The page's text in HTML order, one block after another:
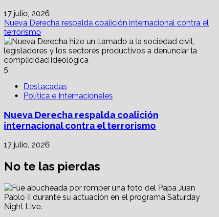
17 julio, 2026
Nueva Derecha respalda coalición internacional contra el
terrorismo
5
Destacadas
Política e Internacionales
Nueva Derecha respalda coalición
internacional contra el terrorismo
17 julio, 2026
No te las pierdas